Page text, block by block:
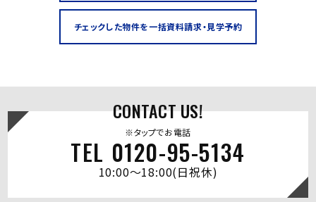
CONTACT US!
※タップでお電話
TEL 0120-95-5134
10:00～18:00(日祝休)